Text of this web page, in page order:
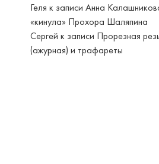
Геля к записиАнна
«кинула» Прохора Шаляпина
Сергей к записи Прорезная
(ажурная) и трафареты